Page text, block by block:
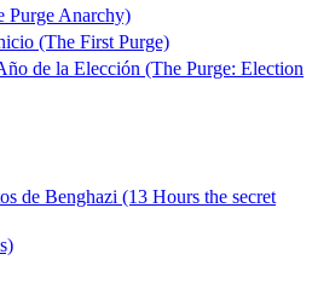
Purge Anarchy)
(The First Purge)
de la Elección (The Purge: Election
de Benghazi (13 Hours the secret